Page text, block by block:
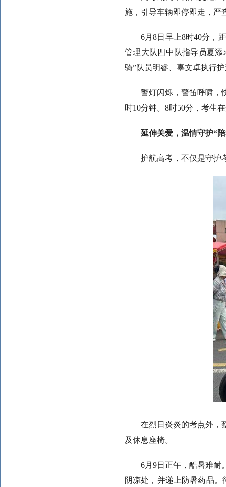
施，引导车辆即停即走，严
6月8日早上8时40分，
管理大队四中队指导员夏
骑”队员明睿、辜文卓执行
警灯闪烁，警笛呼啸，
时10分钟。8时50分，考生
延伸关爱，温情守护“
护航高考，不仅是守护
在烈日炎炎的考点外，
及休息座椅。
6月9日正午，酷暑难耐
阴凉处，并递上防暑药品